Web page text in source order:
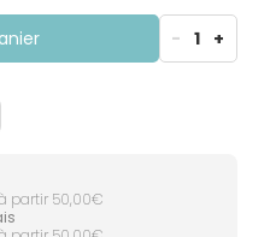
- 1 +
partir 50,00€